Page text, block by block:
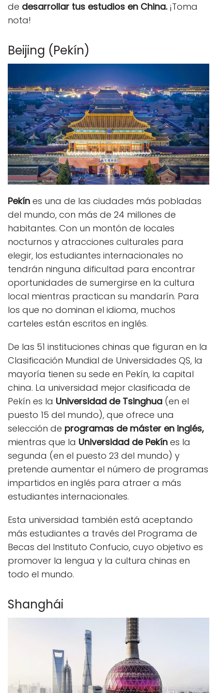
de desarrollar tus estudios en China.¡Toma
nota!
Beijing (Pekín)
Pekín es una de las ciudades más pobladas
del mundo, con más de 24 millones de
habitantes. Con un montón de locales
nocturnos y atracciones culturales para
elegir, los estudiantes internacionales no
tendrán ninguna dificultad para encontrar
oportunidades de sumergirse en la cultura
local mientras practican su mandarín. Para
los que no dominan el idioma, muchos
carteles están escritos en inglés.
De las 51 instituciones chinas que figuran en la
Clasificación Mundial de Universidades QS, la
mayoría tienen su sede en Pekín, la capital
china. La universidad mejor clasificada de
Pekín es la Universidad de Tsinghua (en el
puesto 15 del mundo), que ofrece una
selección de programas de máster en inglés,
mientras que la Universidad de Pekín es la
segunda (en el puesto 23 del mundo) y
pretende aumentar el número de programas
impartidos en inglés para atraer a más
estudiantes internacionales.
Esta universidad también está aceptando
más estudiantes a través del Programa de
Becas del Instituto Confucio, cuyo objetivo es
promover la lengua y la cultura chinas en
todo el mundo.
Shanghái